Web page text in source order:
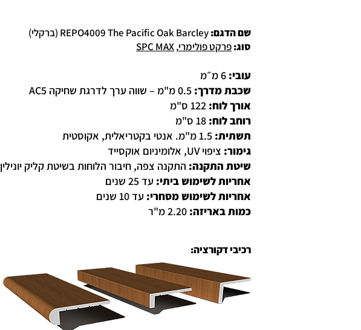
שם הדגם:
סוג:פרקט פולימרי,
SPC MAX
עובי:
שכבת מדרך:
אורך לוח:
רוחב לוח:
תשתית:
גימור: ציפוי UV, אלומיניום אוקסייד
שיטת התקנה: התקנה צפה, חיבור הלוחות בשיטת קליק יונילין
אחריות לשימוש ביתי: עד 25 שנים
אחריות לשימוש מסחרי: עד 10 שנים
כמות באריזה:
רכיבי דקורציה: